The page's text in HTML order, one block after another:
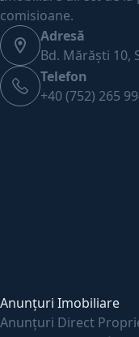
comisioane.
Adresă
Bd. Mărăști 10,
Telefon
+40 (752) 265
Anunțuri Imobiliare
Anunțuri Direct